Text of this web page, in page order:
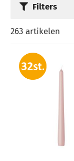
Filters
263 artikelen